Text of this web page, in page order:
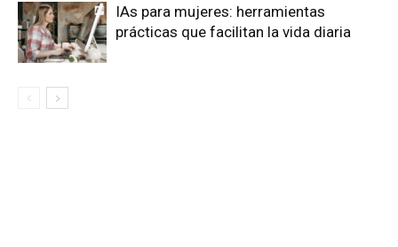
IAs para mujeres: herramientas
prácticas que facilitan la vida diaria